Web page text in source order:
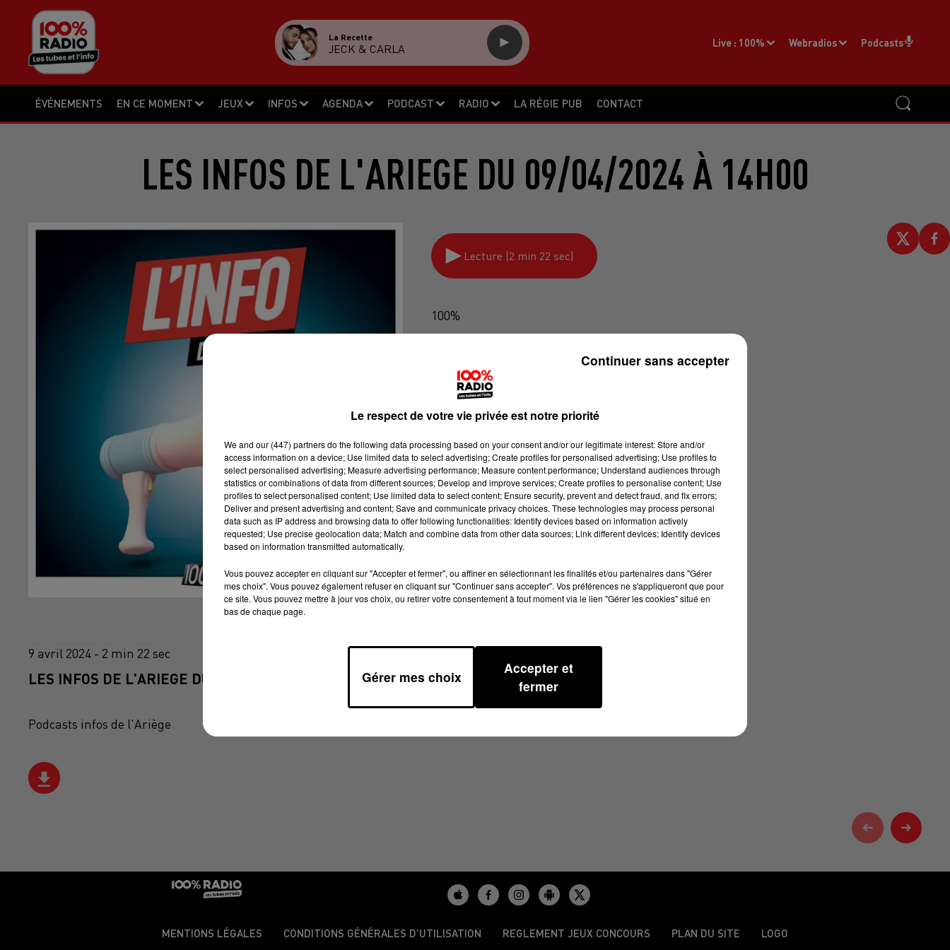
ÉVÉNEMENTS EN CE MOMENT JEUX INFOS AGENDA PODCAST RADIO LA RÉGIE PUB CONTACT
Live : 100% Webradios Podcasts
La Recette
JECK & CARLA
LES INFOS DE L'ARIEGE DU 09/04/2024 À 14H00
Lecture (2 min 22 sec)
100%
9 avril 2024 - 2 min 22 sec
LES INFOS DE L'ARIEGE DU 09/04/2024 À 14H00
Podcasts infos de l'Ariège
MENTIONS LÉGALES CONDITIONS GÉNÉRALES D’UTILISATION REGLEMENT JEUX CONCOURS PLAN DU SITE LOGO
Le respect de votre vie privée est notre priorité
We and our (447) partnersdo the following data processing based on your consent and/or our legitimate interest: Store and/or
access information on a device; Use limited data to select advertising; Create profiles for personalised advertising; Use profiles to
select personalised advertising; Measure advertising performance; Measure content performance; Understand audiences through
statistics or combinations of data from different sources; Develop and improve services; Create profiles to personalise content; Use
profiles to select personalised content; Use limited data to select content; Ensure security, prevent and detect fraud, and fix errors;
Deliver and present advertising and content; Save and communicate privacy choices. These technologies may process personal
data such as IP address and browsing data to offer following functionalities: Identify devices based on information actively
requested; Use precise geolocation data; Match and combine data from other data sources; Link different devices; Identify devices
based on information transmitted automatically.
Vous pouvez accepter en cliquant sur "Accepter et fermer", ou affiner en sélectionnant les finalités et/ou partenaires dans "Gérer
mes choix". Vous pouvez également refuser en cliquant sur "Continuer sans accepter". Vos préférences ne s'appliqueront que pour
ce site. Vous pouvez mettre à jour vos choix, ou retirer votre consentement à tout moment via le lien "Gérer les cookies" situé en
bas de chaque page.
Gérer mes choix
Accepter et
fermer
Continuer sans accepter